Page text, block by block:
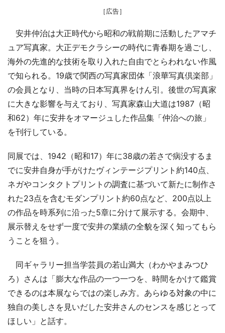
［広告］
安井仲治は大正時代から昭和の戦前期に活動したアマチ
ュア写真家。大正デモクラシーの時代に青春期を過ごし、
海外の先進的な技術を取り入れた自由でとらわれない作風
で知られる。19歳で関西の写真家団体「浪華写真倶楽部」
の会員となり、当時の日本写真界をけん引。後世の写真家
に大きな影響を与えており、写真家森山大道は1987（昭
和62）年に安井をオマージュした作品集「仲治への旅」
を刊行している。
同展では、1942（昭和17）年に38歳の若さで病没するま
でに安井自身が手がけたヴィンテージプリント約140点、
ネガやコンタクトプリントの調査に基づいて新たに制作さ
れた23点を含むモダンプリント約60点など、200点以上
の作品を時系列に沿った5章に分けて展示する。会期中、
展示替えをせず一度で安井の業績の全貌を深く知ってもら
うことを狙う。
同ギャラリー担当学芸員の若山満大（わかやまみつひ
ろ）さんは「膨大な作品の一つ一つを、時間をかけて鑑賞
できるのは本展ならではの楽しみ方。あらゆる対象の中に
独自の美しさを見いだした安井さんのセンスを感じとって
ほしい」と話す。